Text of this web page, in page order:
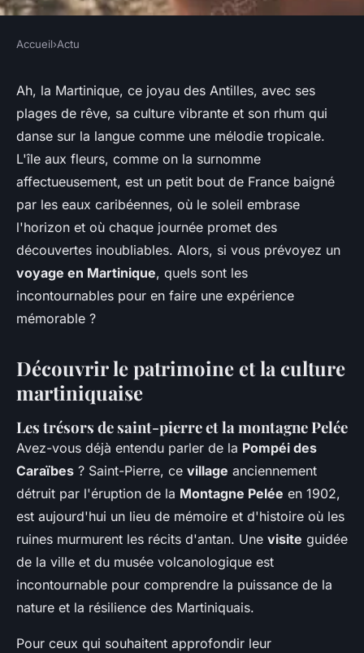
Quels sont les
incontournables pour un
voyage réussi en Martinique ?
claire•21 décembre 2023•2 min de lecture
Accueil›Actu
Ah, la Martinique, ce joyau des Antilles, avec ses
plages de rêve, sa culture vibrante et son rhum qui
danse sur la langue comme une mélodie tropicale.
L'île aux fleurs, comme on la surnomme
affectueusement, est un petit bout de France baigné
par les eaux caribéennes, où le soleil embrase
l'horizon et où chaque journée promet des
découvertes inoubliables. Alors, si vous prévoyez un
voyage en Martinique, quels sont les
incontournables pour en faire une expérience
mémorable ?
Découvrir le patrimoine et la culture
martiniquaise
Les trésors de saint-pierre et la montagne Pelée
Avez-vous déjà entendu parler de la Pompéi des
Caraïbes ? Saint-Pierre, ce village anciennement
détruit par l'éruption de la Montagne Pelée en 1902,
est aujourd'hui un lieu de mémoire et d'histoire où les
ruines murmurent les récits d'antan. Une visite guidée
de la ville et du musée volcanologique est
incontournable pour comprendre la puissance de la
nature et la résilience des Martiniquais.
Pour ceux qui souhaitent approfondir leur